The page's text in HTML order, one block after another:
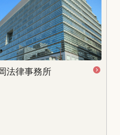
法律事務所